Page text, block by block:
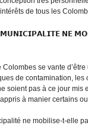
de tous les
𝗡𝗘
Colombes se vante
de contamination,
soient pas à ce jour
à manier certains
ne mobilise-t-elle